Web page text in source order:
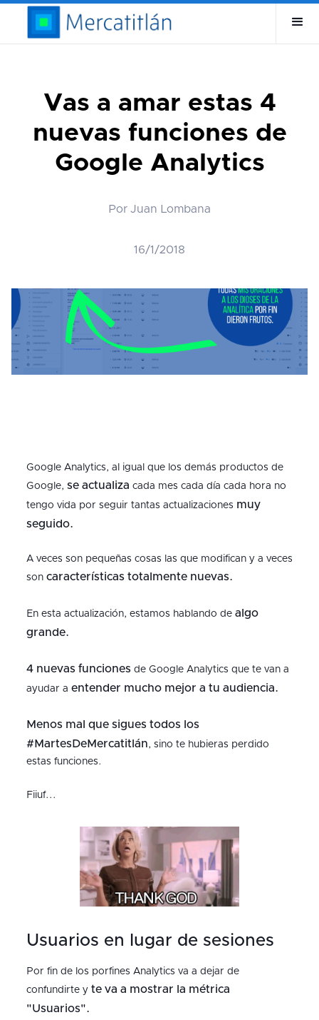
Vas a amar estas 4
nuevas funciones de
Google Analytics
Por Juan Lombana
16/1/2018
Google Analytics, al igual que los demás productos de
Google, se actualiza cada mes cada día cada hora no
tengo vida por seguir tantas actualizaciones muy
seguido.
A veces son pequeñas cosas las que modifican y a veces
son características totalmente nuevas.
En esta actualización, estamos hablando de algo
grande.
4 nuevas funciones de Google Analytics que te van a
ayudar a entender mucho mejor a tu audiencia.
Menos mal que sigues todos los
#MartesDeMercatitlán, sino te hubieras perdido
estas funciones.
Fiiuf...
Usuarios en lugar de sesiones
Por fin de los porfines Analytics va a dejar de
confundirte y te va a mostrar la métrica
"Usuarios".